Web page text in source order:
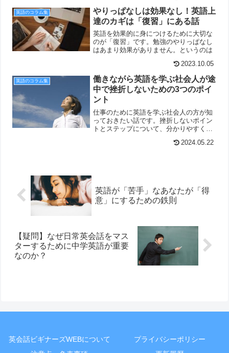
英語のコラム集
やりっぱなしは効果なし！英語上
達のカギは「復習」にある話
英語を効果的に身につけるために大切な
のが「復習」です。勉強のやりっぱなし
はあまり効果がありません。というのは
2023.10.05
英語のコラム集
働きながら英語を学ぶ社会人が途
中で挫折しないための3つのポイ
ント
仕事のために英語を学ぶ社会人の方が知
っておきたい話です。挫折しないポイン
トとステップについて、分かりやすくご
2024.05.22
英語が「苦手」なあなたが「得
意」にするための鉄則
【疑問】なぜ日常英会話をマス
ターするために中学英語が重要
なのか？
英会話ビギナーズWEBについて
プライバシーポリシー